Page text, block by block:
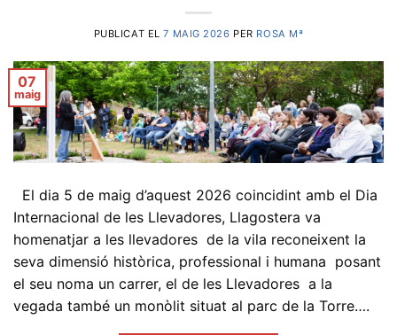
PUBLICAT EL7 MAIG 2026 PER ROSA Mª
07
maig
El dia 5 de maig d’aquest 2026 coincidint amb el Dia
Internacional de les Llevadores, Llagostera va
homenatjar a les llevadores de la vila reconeixent la
seva dimensió històrica, professional i humana posant
el seu noma un carrer, el de les Llevadores a la
vegada també un monòlit situat al parc de la Torre….